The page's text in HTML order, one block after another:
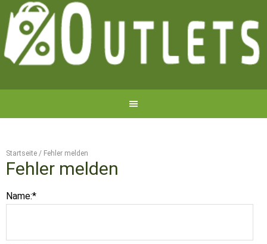
Startseite / Fehler melden
Fehler melden
Name:*